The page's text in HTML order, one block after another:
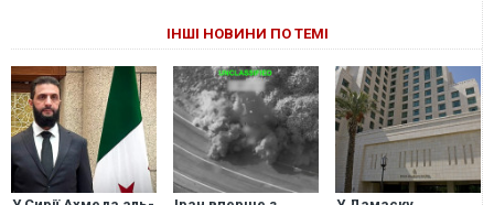
ІНШІ НОВИНИ ПО ТЕМІ